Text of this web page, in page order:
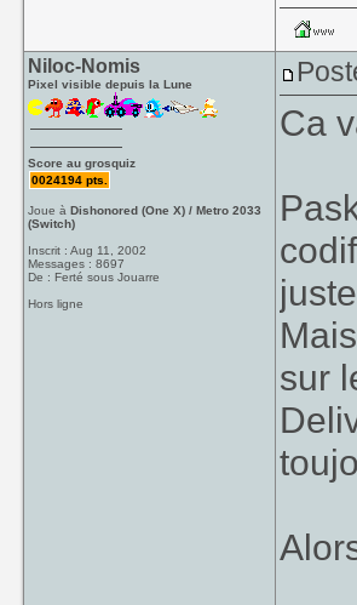
Niloc-Nomis
Pixel visible depuis la Lune
Score au grosquiz
0024194 pts.
Joue àDishonored (One X) / Metro 2033
(Switch)
Inscrit : Aug 11, 2002
Messages : 8697
De : Ferté sous Jouarre
Hors ligne
Ca
sur